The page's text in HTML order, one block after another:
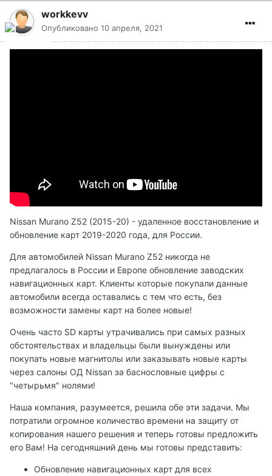
workkevv
Опубликовано 10 апреля, 2021
Nissan Murano Z52 (2015-20) - удаленное восстановление и
обновление карт 2019-2020 года, для России.
Для автомобилей Nissan Murano Z52 никогда не
предлагалось в России и Европе обновление заводских
навигационных карт. Клиенты которые покупали данные
автомобили всегда оставались с тем что есть, без
возможности замены карт на более новые!
Очень часто SD карты утрачивались при самых разных
обстоятельствах и владельцы были вынуждены или
покупать новые магнитолы или заказывать новые карты
через салоны ОД Nissan за баснословные цифры с
"четырьмя" нолями!
Наша компания, разумеется, решила обе эти задачи. Мы
потратили огромное количество времени на защиту от
копирования нашего решения и теперь готовы предложить
его Вам! На сегодняшний день мы готовы представить:
Обновление навигационных карт для всех